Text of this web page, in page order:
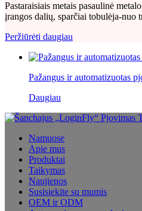
Pastaraisiais metais pasaulinė
įrangos dalių, sparčiai tobulėja-
Peržiūrėti daugiau
Pažangus ir automatizuotas
Daugiau
Namuose
Apie mus
Produktai
Taikymas
Naujienos
Susisiekite su mumis
OEM ir ODM